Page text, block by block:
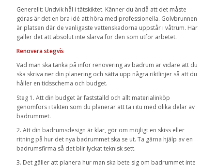
Generellt: Undvik hål i tätskiktet. Känner du ändå att det måste
göras är det en bra idé att höra med professionella. Golvbrunnen
är platsen där de vanligaste vattenskadorna uppstår i våtrum. Här
gäller det att absolut inte slarva för den som utför arbetet.
Renovera stegvis
Vad man ska tänka på inför renovering av badrum är vidare att du
ska skriva ner din planering och sätta upp några riktlinjer så att du
håller en tidsschema och budget.
Steg 1. Att din budget är fastställd och allt materialinköp
genomförs i takten som du planerar att ta i itu med olika delar av
badrummet.
2. Att din badrumsdesign är klar, gör om möjligt en skiss eller
ritning på hur det nya badrummet ska se ut. Ta gärna hjälp av en
badrumsfirma så det blir lyckat teknisk sett.
3. Det gäller att planera hur man ska bete sig om badrummet inte